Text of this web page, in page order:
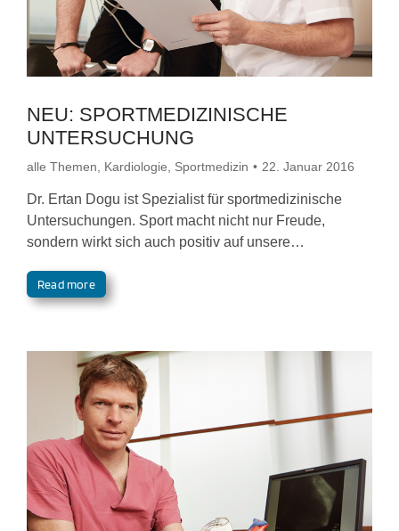
NEU: SPORTMEDIZINISCHE
UNTERSUCHUNG
alle Themen, Kardiologie, Sportmedizin 22. Januar 2016
Dr. Ertan Dogu ist Spezialist für sportmedizinische
Untersuchungen. Sport macht nicht nur Freude,
sondern wirkt sich auch positiv auf unsere…
Read more